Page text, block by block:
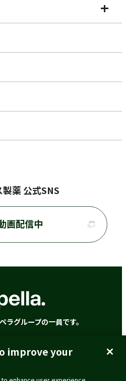
薬 公式SNS
画配信中
ラグループの一員です。
個人情報の取扱いについて
improve your